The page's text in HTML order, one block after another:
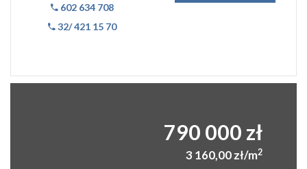
602 634 708
32/ 421 15 70
790 000 zł
3 160,00 zł/m2